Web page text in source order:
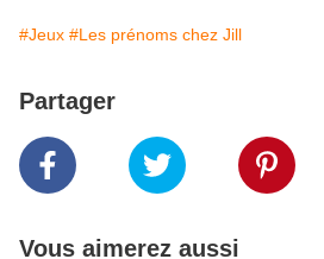
#Jeux #Les prénoms chez Jill
Partager
Vous aimerez aussi